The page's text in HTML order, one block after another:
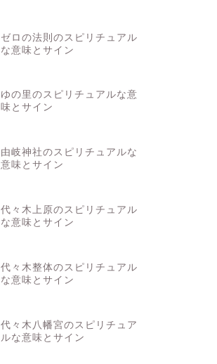
ゼロの法則のスピリチュアル
な意味とサイン
ゆの里のスピリチュアルな意
味とサイン
由岐神社のスピリチュアルな
意味とサイン
代々木上原のスピリチュアル
な意味とサイン
代々木整体のスピリチュアル
な意味とサイン
代々木八幡宮のスピリチュア
ルな意味とサイン